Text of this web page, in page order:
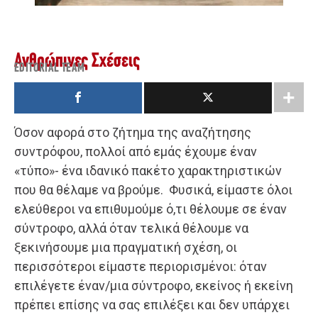
Ανθρώπινες Σχέσεις
EDITORIAL TEAM
Όσον αφορά στο ζήτημα της αναζήτησης
συντρόφου, πολλοί από εμάς έχουμε έναν
«τύπο»- ένα ιδανικό πακέτο χαρακτηριστικών
που θα θέλαμε να βρούμε. Φυσικά, είμαστε όλοι
ελεύθεροι να επιθυμούμε ό,τι θέλουμε σε έναν
σύντροφο, αλλά όταν τελικά θέλουμε να
ξεκινήσουμε μια πραγματική σχέση, οι
περισσότεροι είμαστε περιορισμένοι: όταν
επιλέγετε έναν/μια σύντροφο, εκείνος ή εκείνη
πρέπει επίσης να σας επιλέξει και δεν υπάρχει